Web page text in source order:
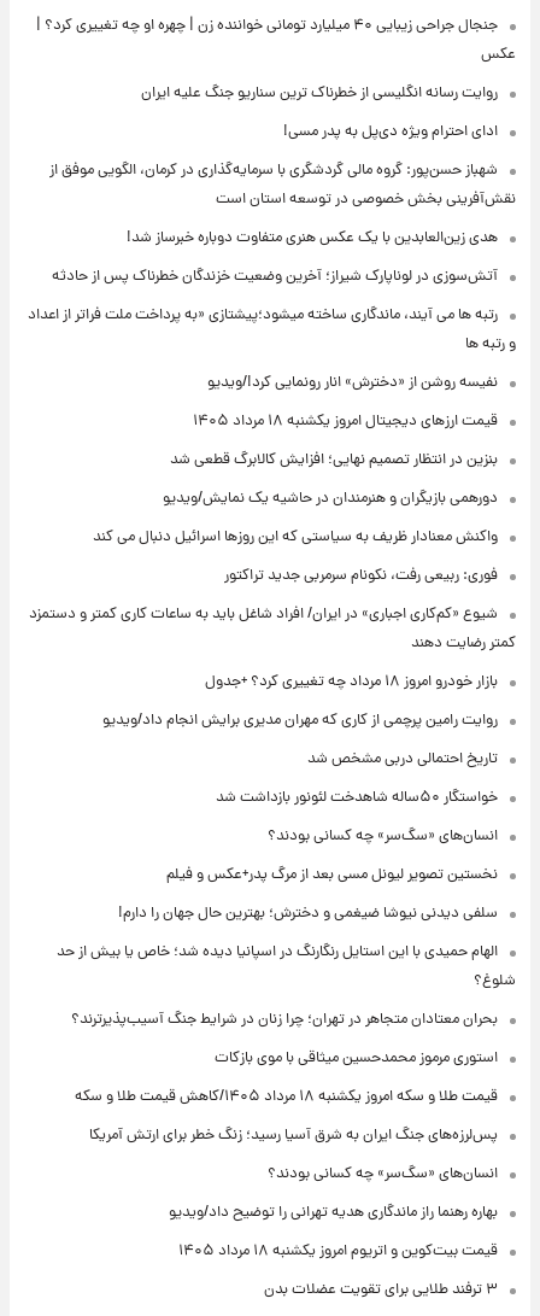
جنجال جراحی زیبایی ۴۰ میلیارد تومانی خواننده زن | چهره او چه تغییری کرد؟ |
عکس
روایت رسانه انگلیسی از خطرناک ترین سناریو جنگ علیه ایران
ادای احترام ویژه دی‌پل به پدر مسی!
شهباز حسن‌پور: گروه مالی گردشگری با سرمایه‌گذاری در کرمان، الگویی موفق از
نقش‌آفرینی بخش خصوصی در توسعه استان است
هدی زین‌العابدین با یک عکس هنری متفاوت دوباره خبرساز شد!
آتش‌سوزی در لوناپارک شیراز؛ آخرین وضعیت خزندگان خطرناک پس از حادثه
رتبه ها می آیند، ماندگاری ساخته میشود؛پیشتازی «به پرداخت ملت فراتر از اعداد
و رتبه ها
نفیسه روشن از «دخترش» انار رونمایی کرد!/ویدیو
قیمت ارزهای دیجیتال امروز یکشنبه ۱۸ مرداد ۱۴۰۵
بنزین در انتظار تصمیم نهایی؛ افزایش کالابرگ قطعی شد
دورهمی بازیگران و هنرمندان در حاشیه یک نمایش/ویدیو
واکنش معنادار ظریف به سیاستی که این روزها اسرائیل دنبال می کند
فوری: ربیعی رفت، نکونام سرمربی جدید تراکتور
شیوع «کم‌کاری اجباری» در ایران/ افراد شاغل باید به ساعات کاری کمتر و دستمزد
کمتر رضایت دهند
بازار خودرو امروز ۱۸ مرداد چه تغییری کرد؟ +جدول
روایت رامین پرچمی از کاری که مهران مدیری برایش انجام داد/ویدیو
تاریخ احتمالی دربی مشخص شد
خواستگار ۵۰ساله شاهدخت لئونور بازداشت شد
انسان‌های «سگ‌سر» چه کسانی بودند؟
نخستین تصویر لیونل مسی بعد از مرگ پدر+عکس و فیلم
سلفی دیدنی نیوشا ضیغمی و دخترش؛ بهترین حال جهان را دارم!
الهام حمیدی با این استایل رنگارنگ در اسپانیا دیده شد؛ خاص یا بیش از حد
شلوغ؟
بحران معتادان متجاهر در تهران؛ چرا زنان در شرایط جنگ آسیب‌پذیرترند؟
استوری مرموز محمدحسین میثاقی با موی بازکات
قیمت طلا و سکه امروز یکشنبه ۱۸ مرداد ۱۴۰۵/کاهش قیمت طلا و سکه
پس‌لرزه‌های جنگ ایران به شرق آسیا رسید؛ زنگ خطر برای ارتش آمریکا
انسان‌های «سگ‌سر» چه کسانی بودند؟
بهاره رهنما راز ماندگاری هدیه تهرانی را توضیح داد/ویدیو
قیمت بیت‌کوین و اتریوم امروز یکشنبه ۱۸ مرداد ۱۴۰۵
۳ ترفند طلایی برای تقویت عضلات بدن